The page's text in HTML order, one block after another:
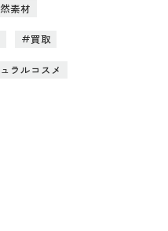
素材
買取
ラルコスメ